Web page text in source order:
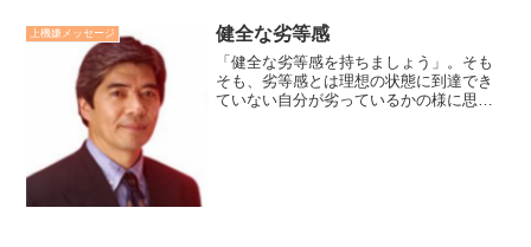
上機嫌メッセージ 健全な劣等感
「健全な劣等感を持ちましょう」。そも
そも、劣等感とは理想の状態に到達でき
ていない自分が劣っているかの様に思う